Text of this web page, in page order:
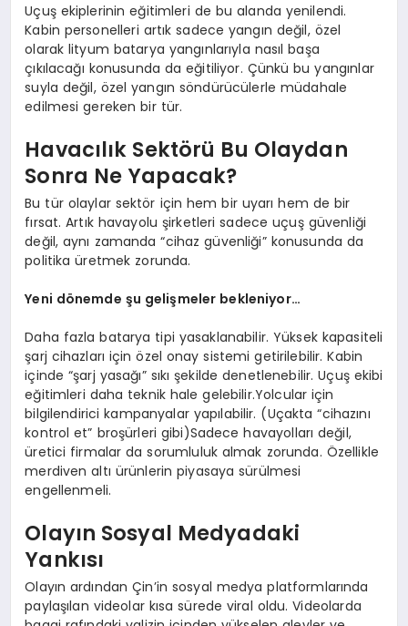
Uçuş ekiplerinin eğitimleri de bu alanda yenilendi.
Kabin personelleri artık sadece yangın değil, özel
olarak lityum batarya yangınlarıyla nasıl başa
çıkılacağı konusunda da eğitiliyor. Çünkü bu yangınlar
suyla değil, özel yangın söndürücülerle müdahale
edilmesi gereken bir tür.
Havacılık Sektörü Bu Olaydan
Sonra Ne Yapacak?
Bu tür olaylar sektör için hem bir uyarı hem de bir
fırsat. Artık havayolu şirketleri sadece uçuş güvenliği
değil, aynı zamanda “cihaz güvenliği” konusunda da
politika üretmek zorunda.
Yeni dönemde şu gelişmeler bekleniyor…
Daha fazla batarya tipi yasaklanabilir. Yüksek kapasiteli
şarj cihazları için özel onay sistemi getirilebilir. Kabin
içinde “şarj yasağı” sıkı şekilde denetlenebilir. Uçuş ekibi
eğitimleri daha teknik hale gelebilir.Yolcular için
bilgilendirici kampanyalar yapılabilir. (Uçakta “cihazını
kontrol et” broşürleri gibi)Sadece havayolları değil,
üretici firmalar da sorumluluk almak zorunda. Özellikle
merdiven altı ürünlerin piyasaya sürülmesi
engellenmeli.
Olayın Sosyal Medyadaki
Yankısı
Olayın ardından Çin’in sosyal medya platformlarında
paylaşılan videolar kısa sürede viral oldu. Videolarda